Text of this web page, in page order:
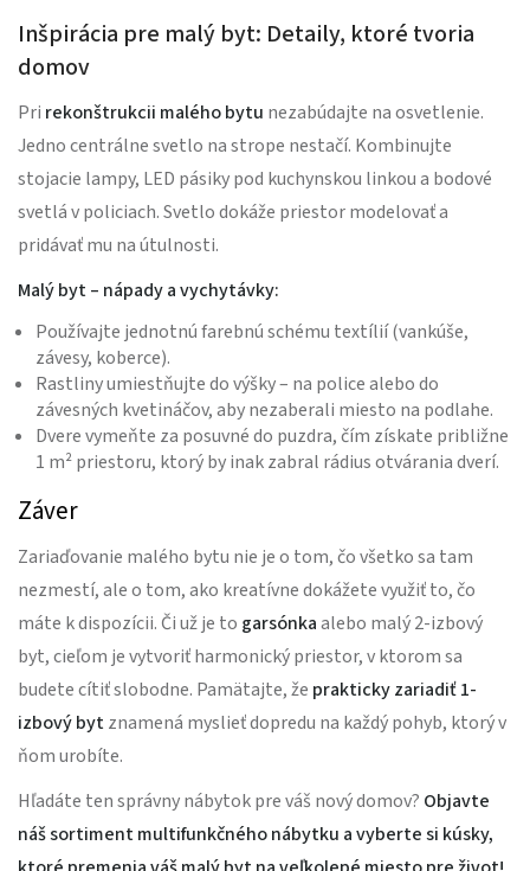
Inšpirácia pre malý byt: Detaily, ktoré tvoria
domov
Pri rekonštrukcii malého bytu nezabúdajte na osvetlenie.
Jedno centrálne svetlo na strope nestačí. Kombinujte
stojacie lampy, LED pásiky pod kuchynskou linkou a bodové
svetlá v policiach. Svetlo dokáže priestor modelovať a
pridávať mu na útulnosti.
Malý byt – nápady a vychytávky:
Používajte jednotnú farebnú schému textílií (vankúše,
závesy, koberce).
Rastliny umiestňujte do výšky – na police alebo do
závesných kvetináčov, aby nezaberali miesto na podlahe.
Dvere vymeňte za posuvné do puzdra, čím získate približne
1 m² priestoru, ktorý by inak zabral rádius otvárania dverí.
Záver
Zariaďovanie malého bytu nie je o tom, čo všetko sa tam
nezmestí, ale o tom, ako kreatívne dokážete využiť to, čo
máte k dispozícii. Či už je to garsónkaalebo malý 2-izbový
byt, cieľom je vytvoriť harmonický priestor, v ktorom sa
budete cítiť slobodne. Pamätajte, že prakticky zariadiť 1-
izbový bytznamená myslieť dopredu na každý pohyb, ktorý v
ňom urobíte.
Hľadáte ten správny nábytok pre váš nový domov? Objavte
náš sortiment multifunkčného nábytku a vyberte si kúsky,